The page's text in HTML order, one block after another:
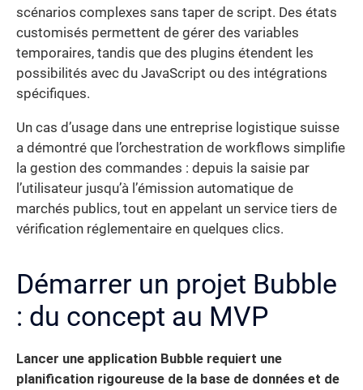
scénarios complexes sans taper de script. Des états
customisés permettent de gérer des variables
temporaires, tandis que des plugins étendent les
possibilités avec du JavaScript ou des intégrations
spécifiques.
Un cas d’usage dans une entreprise logistique suisse
a démontré que l’orchestration de workflows simplifie
la gestion des commandes : depuis la saisie par
l’utilisateur jusqu’à l’émission automatique de
marchés publics, tout en appelant un service tiers de
vérification réglementaire en quelques clics.
Démarrer un projet Bubble
: du concept au MVP
Lancer une application Bubble requiert une
planification rigoureuse de la base de données et de